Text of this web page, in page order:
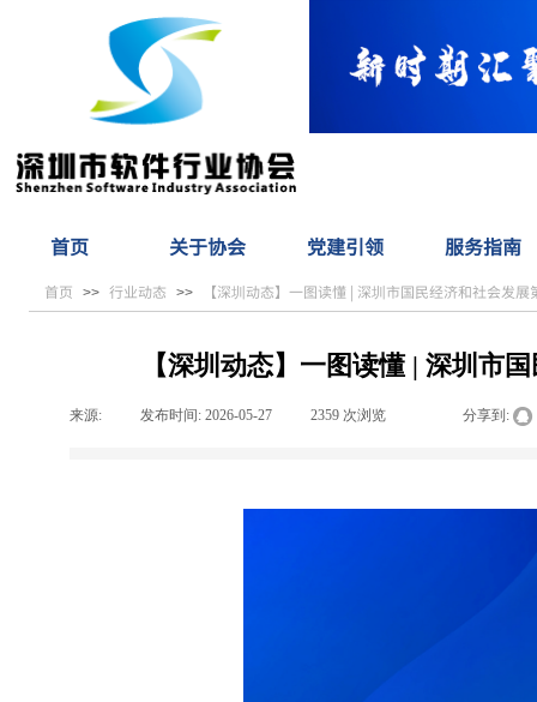
首页 关于协会 党建引领 服务指南
首页 >> 行业动态 >> 【深圳动态】一图读懂 | 深圳市国民经济和社会发
【深圳动态】一图读懂 | 深圳市
来源: 发布时间: 2026-05-27 2359 次浏览 分享到: